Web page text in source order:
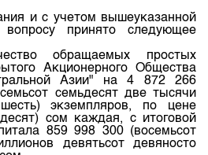
и с учетом вышеуказанной
принято следующее
обращаемых простых
Акционерного Общества
Азии" на 4 872 266
семьдесят две тысячи
экземпляров, по цене
сом каждая, с итоговой
859 998 300 (восемьсот
девятьсот девяносто